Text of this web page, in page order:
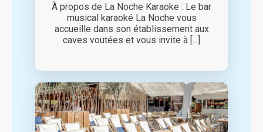
À propos de La Noche Karaoke : Le bar
musical karaoké La Noche vous
accueille dans son établissement aux
caves voutées et vous invite à [...]